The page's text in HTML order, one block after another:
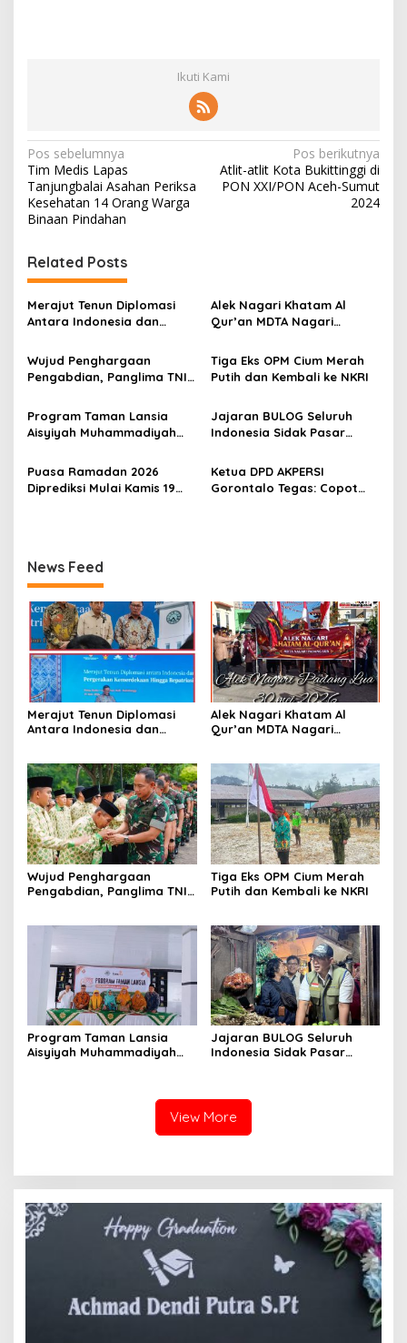
Ikuti Kami
N
a
v
g
a
s
p
o
s
Pos sebelumnya
Tim Medis Lapas
Tanjungbalai Asahan Periksa
Kesehatan 14 Orang Warga
Binaan Pindahan
Pos berikutnya
Atlit-atlit Kota Bukittinggi di
PON XXI/PON Aceh-Sumut
2024
Related Posts
Merajut Tenun Diplomasi
Antara Indonesia dan
Alek Nagari Khatam Al
Qur’an MDTA Nagari
Wujud Penghargaan
Pengabdian, Panglima TNI
Ratusan Prajurit dan ASN
TNI
Tiga Eks OPM Cium Merah
Putih dan Kembali ke NKRI
Program Taman Lansia
Aisyiyah Muhammadiyah
Pesantren Lansia
Jajaran BULOG Seluruh
Indonesia Sidak Pasar
Harga Beras dan Minyakita
Stabil Selama Ramadhan
dan Lebaran 2026
Puasa Ramadan 2026
Diprediksi Mulai Kamis 19
Ketua DPD AKPERSI
Gorontalo Tegas: Copot
News Feed
Merajut Tenun Diplomasi
Antara Indonesia dan
Alek Nagari Khatam Al
Qur’an MDTA Nagari
Wujud Penghargaan
Pengabdian, Panglima TNI
Tiga Eks OPM Cium Merah
Putih dan Kembali ke NKRI
Program Taman Lansia
Aisyiyah Muhammadiyah
Jajaran BULOG Seluruh
Indonesia Sidak Pasar
Stabil Selama Ramadhan
dan Lebaran 2026
View More